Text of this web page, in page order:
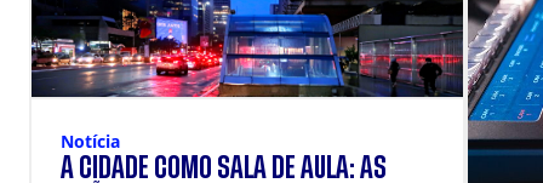
Notícia
A CIDADE COMO SALA DE AULA: AS